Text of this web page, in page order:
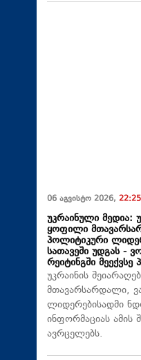
06 აგვისტო 2026, 22:25
უკრაინული მედია:
ყოფილი
პოლიტიკური
სათავეში უდგას -
რეიტინგში მეექვსე
უკრაინის
მთავარსარდალი,
ლიდერებისადმი
ინფორმაციას ამის
ავრცელებს.